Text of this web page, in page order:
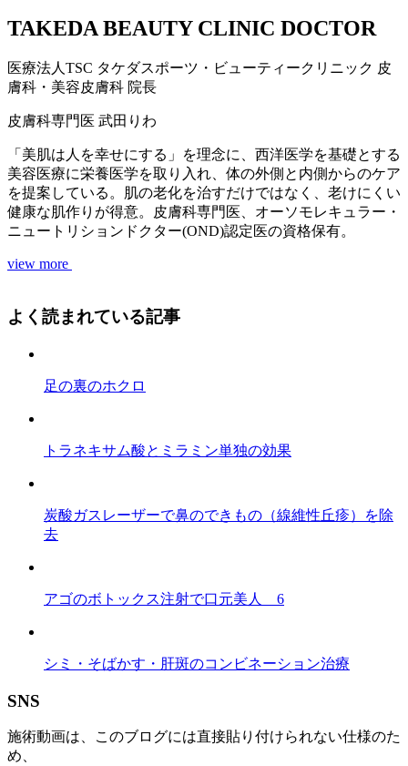
TAKEDA BEAUTY CLINIC DOCTOR
医療法人TSC タケダスポーツ・ビューティークリニック 皮
膚科・美容皮膚科 院長
皮膚科専門医 武田りわ
「美肌は人を幸せにする」を理念に、西洋医学を基礎とする
美容医療に栄養医学を取り入れ、体の外側と内側からのケア
を提案している。肌の老化を治すだけではなく、老けにくい
健康な肌作りが得意。皮膚科専門医、オーソモレキュラー・
ニュートリションドクター(OND)認定医の資格保有。
view more
よく読まれている記事
足の裏のホクロ
トラネキサム酸とミラミン単独の効果
炭酸ガスレーザーで鼻のできもの（線維性丘疹）を除
去
アゴのボトックス注射で口元美人 6
シミ・そばかす・肝斑のコンビネーション治療
SNS
施術動画は、このブログには直接貼り付けられない仕様のた
め、